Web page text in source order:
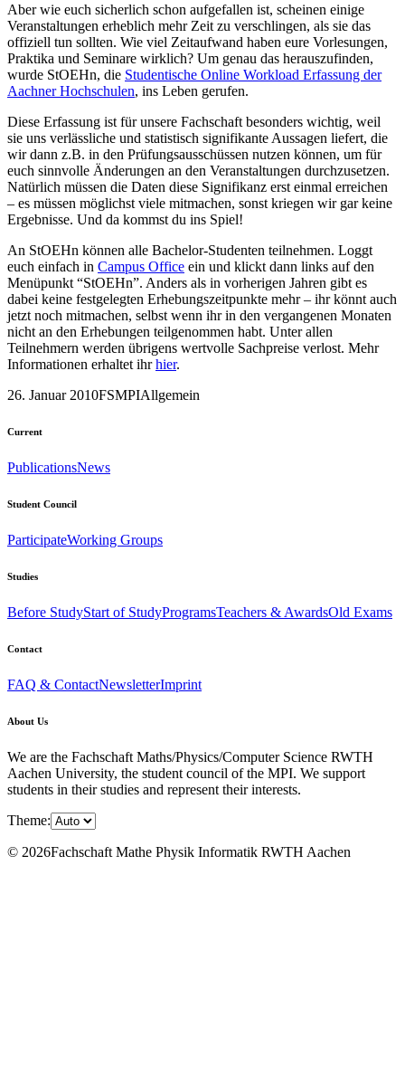
Aber wie euch sicherlich schon aufgefallen ist, scheinen einige
Veranstaltungen erheblich mehr Zeit zu verschlingen, als sie das
offiziell tun sollten. Wie viel Zeitaufwand haben eure Vorlesungen,
Praktika und Seminare wirklich? Um genau das herauszufinden,
wurde StOEHn, die Studentische Online Workload Erfassung der
Aachner Hochschulen, ins Leben gerufen.
Diese Erfassung ist für unsere Fachschaft besonders wichtig, weil
sie uns verlässliche und statistisch signifikante Aussagen liefert, die
wir dann z.B. in den Prüfungsausschüssen nutzen können, um für
euch sinnvolle Änderungen an den Veranstaltungen durchzusetzen.
Natürlich müssen die Daten diese Signifikanz erst einmal erreichen
– es müssen möglichst viele mitmachen, sonst kriegen wir gar keine
Ergebnisse. Und da kommst du ins Spiel!
An StOEHn können alle Bachelor-Studenten teilnehmen. Loggt
euch einfach in Campus Office ein und klickt dann links auf den
Menüpunkt “StOEHn”. Anders als in vorherigen Jahren gibt es
dabei keine festgelegten Erhebungszeitpunkte mehr – ihr könnt auch
jetzt noch mitmachen, selbst wenn ihr in den vergangenen Monaten
nicht an den Erhebungen teilgenommen habt. Unter allen
Teilnehmern werden übrigens wertvolle Sachpreise verlost. Mehr
Informationen erhaltet ihrhier.
26. Januar 2010FSMPIAllgemein
Current
PublicationsNews
Student Council
ParticipateWorking Groups
Studies
Before StudyStart of StudyProgramsTeachers & AwardsOld Exams
Contact
FAQ & ContactNewsletterImprint
About Us
We are the Fachschaft Maths/Physics/Computer Science RWTH
Aachen University, the student council of the MPI. We support
students in their studies and represent their interests.
Theme:
© 2026Fachschaft Mathe Physik Informatik RWTH Aachen